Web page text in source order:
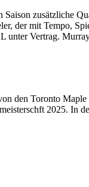
zusätzliche
der mit Tempo,
Vertrag.
den Toronto
2025. In